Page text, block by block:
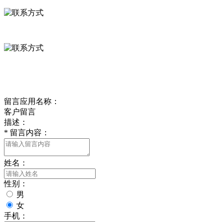
留言应用名称：
客户留言
描述：
* 留言内容：
姓名：
性别：
男
女
手机：